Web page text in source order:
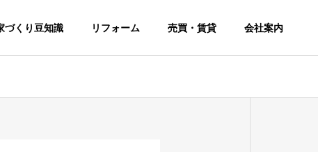
づくり豆知識 リフォーム 売買・賃貸 会社案内